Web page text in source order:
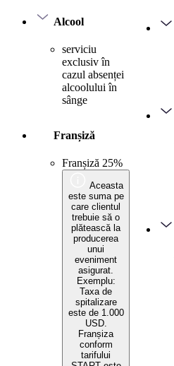
Alcool
serviciu
exclusiv în
cazul absenței
alcoolului în
sânge
Franșiză
Franșiză 25%
Aceasta
este suma pe
care clientul
trebuie să o
plătească la
producerea
unui
eveniment
asigurat.
Exemplu:
Taxa de
spitalizare
este de 1.000
USD.
Franșiza
conform
tarifului